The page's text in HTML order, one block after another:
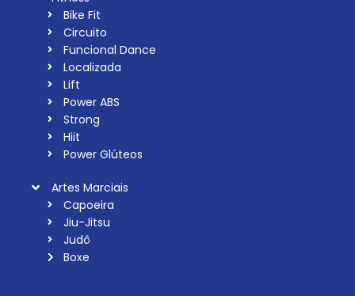
Bike Fit
Circuito
Funcional Dance
Localizada
Lift
Power ABS
Strong
Hiit
Power Glúteos
Artes Marciais
Capoeira
Jiu-Jitsu
Judô
Boxe